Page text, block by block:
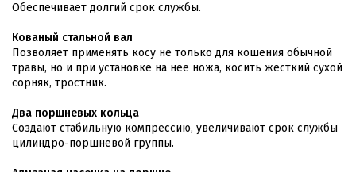
Обеспечивает долгий срок службы.
Кованый стальной вал
Позволяет применять косу не только для кошения обычной
травы, но и при установке на нее ножа, косить жесткий сухой
сорняк, тростник.
Два поршневых кольца
Создают стабильную компрессию, увеличивают срок службы
цилиндро-поршневой группы.